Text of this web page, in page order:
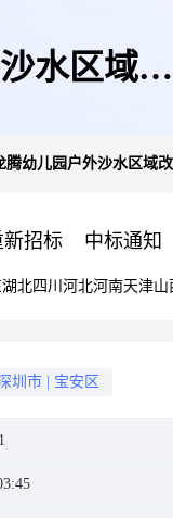
水区域改
腾幼儿园户外沙水区域
新招标 中标通知
湖北四川 河北河南天津山
圳市 宝安区